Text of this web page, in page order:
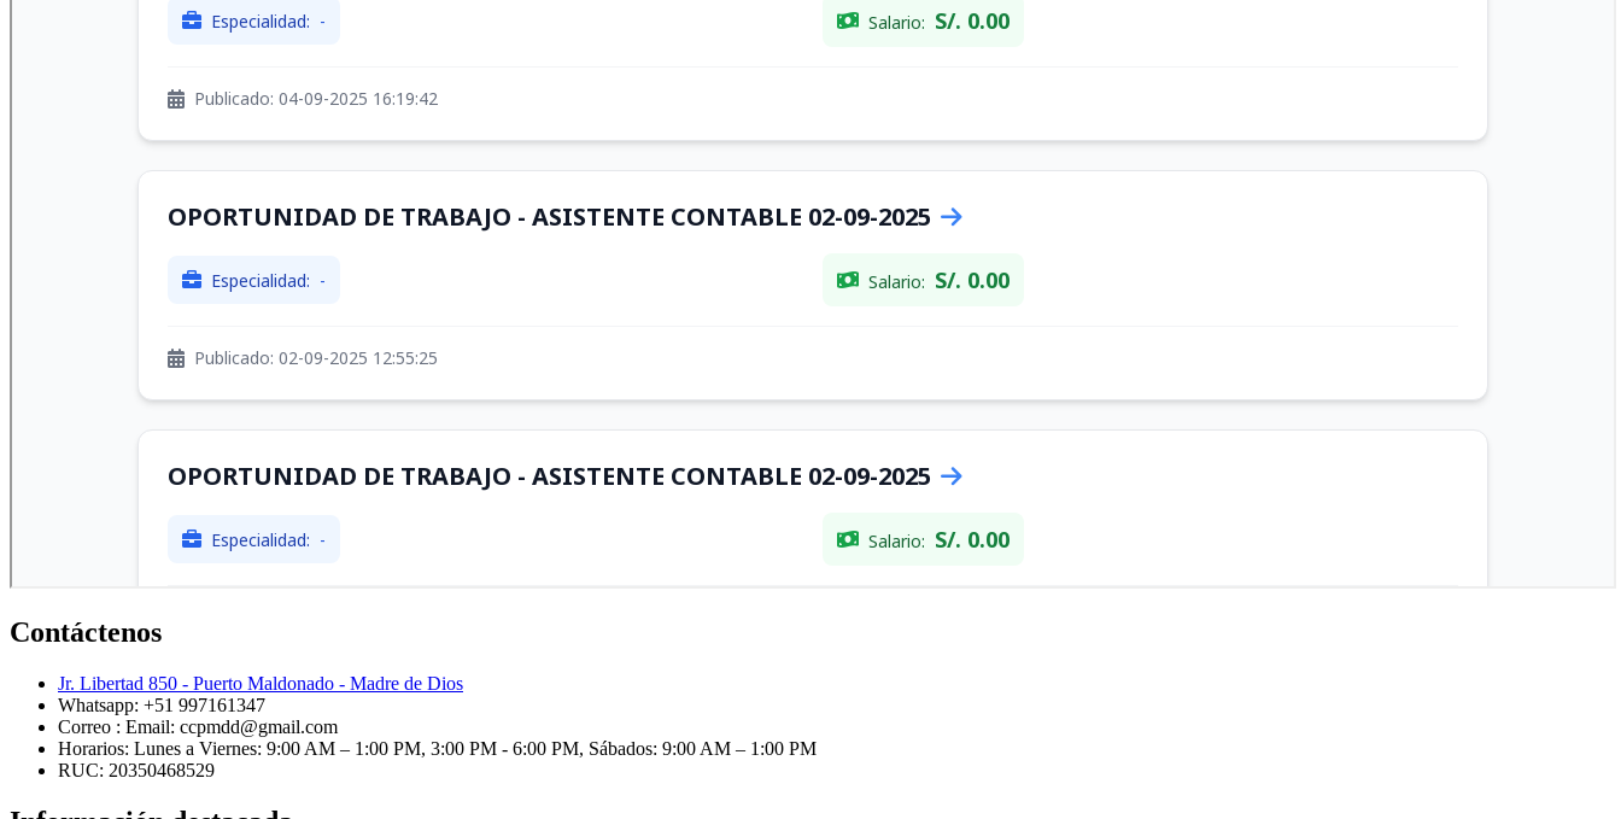
Contáctenos
Jr. Libertad 850 - Puerto Maldonado - Madre de Dios
Whatsapp: +51 997161347
Correo : Email: ccpmdd@gmail.com
Horarios: Lunes a Viernes: 9:00 AM – 1:00 PM, 3:00 PM - 6:00 PM, Sábados: 9:00 AM – 1:00 PM
RUC: 20350468529